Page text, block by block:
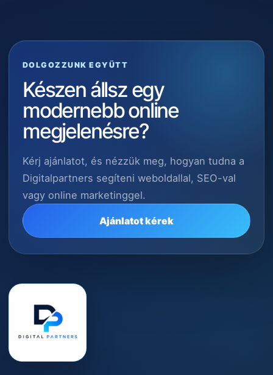
DOLGOZZUNK EGYÜTT
Készen állsz egy
modernebb online
megjelenésre?
Kérj ajánlatot, és nézzük meg, hogyan tudna a
Digitalpartners segíteni weboldallal, SEO-val
vagy online marketinggel.
Ajánlatot kérek